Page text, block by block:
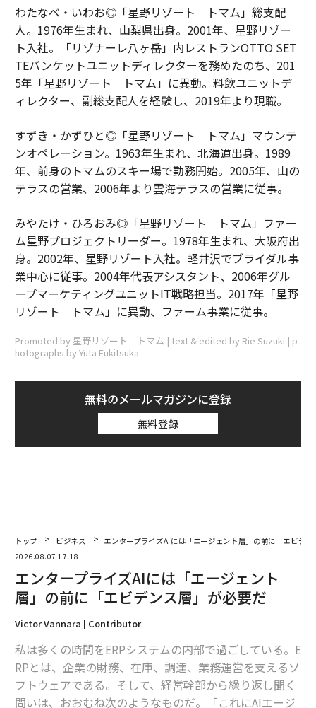
わたなべ・いわお◎「星野リゾート トマム」総支配
人。1976年生まれ、山梨県出身。2001年、星野リゾー
ト入社。「リゾナーレ八ヶ岳」内レストランOTTO SET
TEバンケットユニットディレクターを務めたのち、201
5年「星野リゾート トマム」に異動。料飲ユニットデ
ィレクター、副総支配人を経験し、2019年より現職。
すずき・かずひと◎「星野リゾート トマム」マウンテ
ンオペレーション。1963年生まれ、北海道出身。1989
年、前身のトマムのスキー場で勤務開始。2005年、山の
テラスの営業、2006年より雲海テラスの営業に従事。
みやたけ・ひろおみ◎「星野リゾート トマム」ファー
ム星野プロジェクトリーダー。1978年生まれ、大阪府出
身。2002年、星野リゾート入社。軽井沢でブライダル事
業中心に従事。2004年代表アシスタント、2006年グル
ープマーケティングユニットIT戦略担当。2017年「星野
リゾート トマム」に異動、ファーム事業に従事。
Promoted by 星野リゾート トマム | text & edited by Rie Suzuki | p
hotographs by Yuta Fukitsuka
無料のメールマガジンに登録
無料登録
トップ ビジネス
エンタープライズAIには「エージェント層」の前に「エビデ
2026.08.07 17:18
エンタープライズAIには「エージェント
層」の前に「エビデンス層」が必要だ
Victor Vannara | Contributor
私は多くの時間をERPシステムの内部で過ごしている。E
RPとは、企業の財務、在庫、調達、業務運営を支えるソ
フトウェアである。そして、経営幹部から繰り返し聞く
問いは、おおむね次のようなものだ。「これにAIエージ